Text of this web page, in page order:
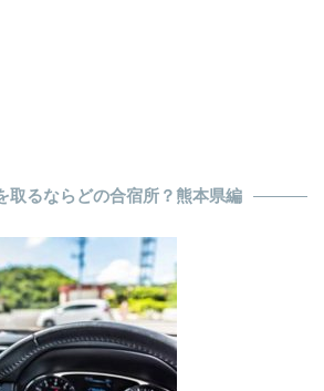
取るならどの合宿所？熊本県編